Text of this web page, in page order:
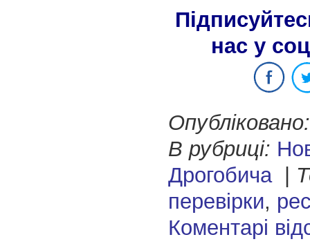
нас у
Опубліковано:
В рубриці:
Дрогобича|
перевірки,
Коментарі